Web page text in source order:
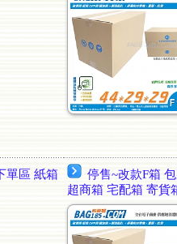
單區 紙箱
停售~改款F箱
超商箱 宅配箱 寄貨